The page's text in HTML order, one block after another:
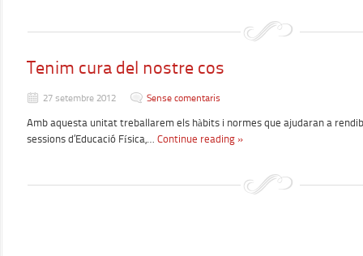
Tenim cura del nostre cos
27 setembre 2012 Sense comentaris
Amb aquesta unitat treballarem els hàbits i normes que ajudaran a
sessions d’Educació Física,… Continue reading »